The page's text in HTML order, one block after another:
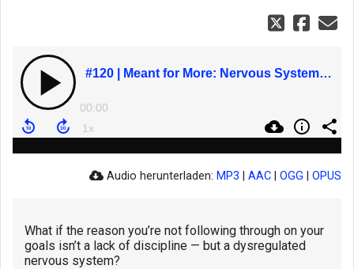
#120 | Meant for More: Nervous System, Self-Trust & Why Women Fear Success More Than Failure with Stine
00:00
Audio herunterladen: MP3 AAC OGG OPUS
What if the reason you’re not following through on your
goals isn’t a lack of discipline — but a dysregulated
nervous system?